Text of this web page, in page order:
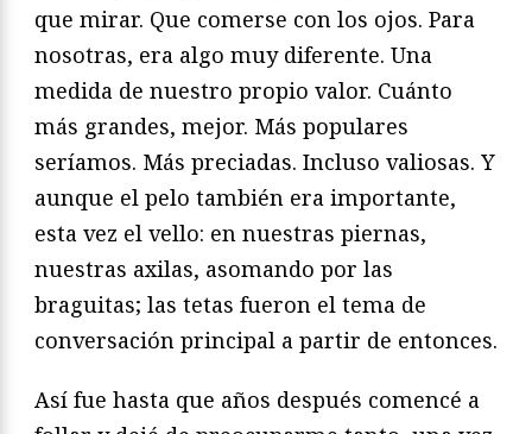
que mirar. Que comerse con los ojos. Para
nosotras, era algo muy diferente. Una
medida de nuestro propio valor. Cuánto
más grandes, mejor. Más populares
seríamos. Más preciadas. Incluso valiosas. Y
aunque el pelo también era importante,
esta vez el vello: en nuestras piernas,
nuestras axilas, asomando por las
braguitas; las tetas fueron el tema de
conversación principal a partir de entonces.
Así fue hasta que años después comencé a